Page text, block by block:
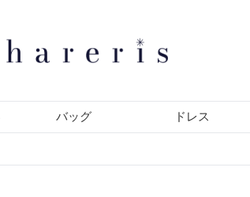
バッグ ドレス